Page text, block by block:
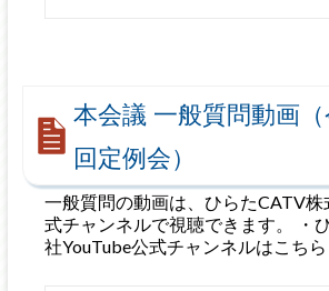
本会議 一般質問動画
回定例会）
一般質問の動画は、ひらたCATV株
式チャンネルで視聴できます。 ・
社YouTube公式チャンネルはこちら